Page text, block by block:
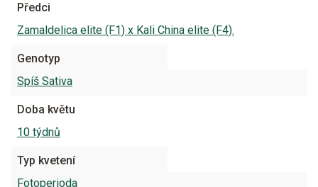
Předci
Zamaldelica elite (F1) x Kali China elite (F4).
Genotyp
Spíš Sativa
Doba květu
10 týdnů
Typ kvetení
Fotoperioda